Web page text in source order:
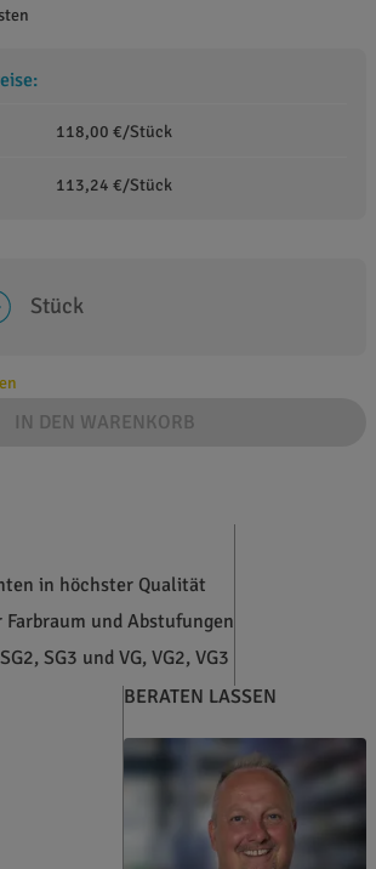
118,00 €/Stück
113,24 €/Stück
Stück
IN DEN WARENKORB
in höchster Qualität
Farbraum und Abstufungen
SG3 und VG, VG2, VG3
BERATEN LASSEN